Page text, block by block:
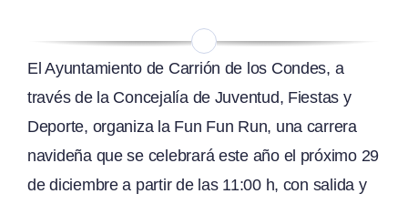
El Ayuntamiento de Carrión de los Condes, a
través de la Concejalía de Juventud, Fiestas y
Deporte, organiza la Fun Fun Run, una carrera
navideña que se celebrará este año el próximo 29
de diciembre a partir de las 11:00 h, con salida y